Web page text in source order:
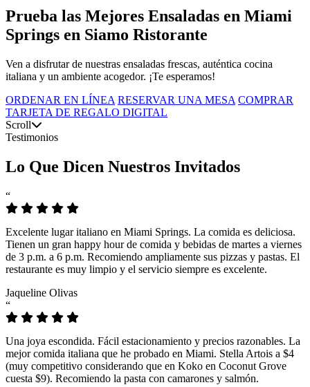
Prueba las Mejores Ensaladas en Miami
Springs en Siamo Ristorante
Ven a disfrutar de nuestras ensaladas frescas, auténtica cocina
italiana y un ambiente acogedor. ¡Te esperamos!
ORDENAR EN LÍNEA RESERVAR UNA MESA COMPRAR
TARJETA DE REGALO DIGITAL
Scroll
Testimonios
Lo Que Dicen Nuestros Invitados
“
Excelente lugar italiano en Miami Springs. La comida es deliciosa.
Tienen un gran happy hour de comida y bebidas de martes a viernes
de 3 p.m. a 6 p.m. Recomiendo ampliamente sus pizzas y pastas. El
restaurante es muy limpio y el servicio siempre es excelente.
Jaqueline Olivas
“
Una joya escondida. Fácil estacionamiento y precios razonables. La
mejor comida italiana que he probado en Miami. Stella Artois a $4
(muy competitivo considerando que en Koko en Coconut Grove
cuesta $9). Recomiendo la pasta con camarones y salmón.